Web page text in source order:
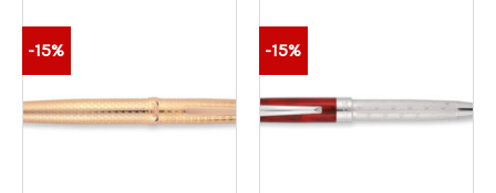
-15% -15%